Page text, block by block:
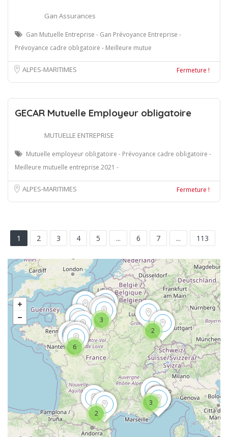
Gan Assurances
Gan Mutuelle Entreprise - Gan Prévoyance Entreprise -
Prévoyance cadre obligatoire - Meilleure mutue
ALPES-MARITIMES Fermeture !
GECAR Mutuelle Employeur obligatoire
MUTUELLE ENTREPRISE
Mutuelle employeur obligatoire - Prévoyance cadre obligatoire -
Meilleure mutuelle entreprise 2021 -
ALPES-MARITIMES Fermeture !
1 2 3 4 5 ... 6 7 ... 113
2
3
2
3
6